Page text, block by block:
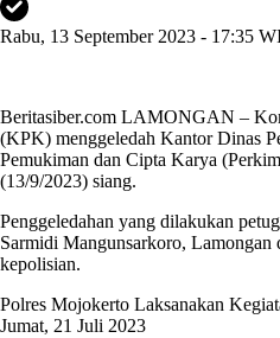
Rabu, 13 September 2023 - 17:35
Beritasiber.com LAMONGAN –
(KPK) menggeledah Kantor Dinas
Pemukiman dan Cipta Karya
(13/9/2023) siang.
Penggeledahan yang dilakukan
Sarmidi Mangunsarkoro, Lamongan
kepolisian.
Polres Mojokerto Laksanakan
Jumat, 21 Juli 2023